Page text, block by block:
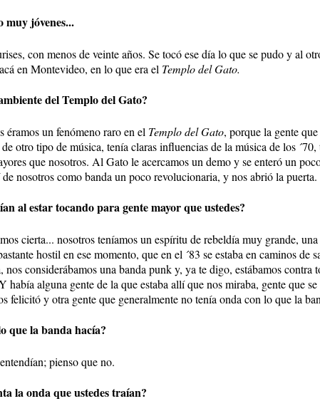
muy jóvenes...
con menos de veinte años. Se tocó ese día lo que se pudo y al
en Montevideo, en lo que era el Templo del Gato.
del Templo del Gato?
éramos un fenómeno raro en el Templo del Gato, porque la gente
otro tipo de música, tenía claras influencias de la música de los ´70,
que nosotros. Al Gato le acercamos un demo y se enteró un
nosotros como banda un poco revolucionaria, y nos abrió la puerta.
al estar tocando para gente mayor que ustedes?
cierta... nosotros teníamos un espíritu de rebeldía muy grande,
hostil en ese momento, que en el ´83 se estaba en caminos de
nos considerábamos una banda punk y, ya te digo, estábamos contra
había alguna gente de la que estaba allí que nos miraba, gente que
felicitó y otra gente que generalmente no tenía onda con lo que la
que la banda hacía?
pienso que no.
la onda que ustedes traían?